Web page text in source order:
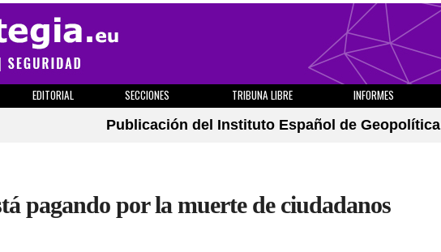
EDITORIAL SECCIONES TRIBUNA LIBRE INFORMES
Publicación del Instituto Español de Geopolítica
pagando por la muerte de ciudadanos